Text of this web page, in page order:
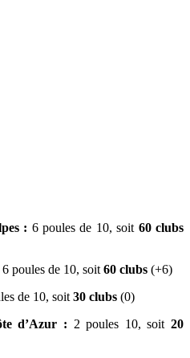
: 6 poules de 10, soit 60 clubs
6 poules de 10, soit 60 clubs (+6)
de 10, soit 30 clubs (0)
d’Azur : 2 poules 10, soit 20